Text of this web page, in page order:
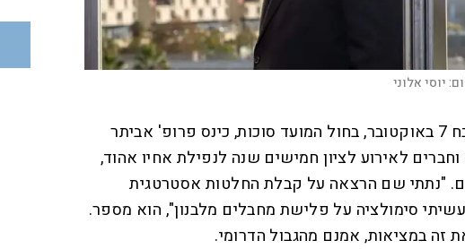
יוסי אלוני
מים ספורים לפני טבח 7 באוקטובר, בחול המועד סוכות, כינס פרופ' אביתר
לאירוע לציון חמישים שנה לנפילת אחיו אהוד,
"נתתי שם הרצאה על קבלת החלטות אסטרטגית
סימולציה על פלישת מחבלים מלבנון", הוא מספר.
זה במציאות, אמנם מהגבול הדרומי.